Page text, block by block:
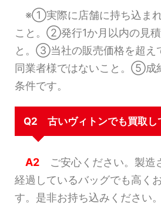
※①実際に店舗に持ち込まれ
こと。②発行1か月以内の見積
と。③当社の販売価格を超
同業者様ではないこと。⑤成
条件です。
Q2 古いヴィトンでも買取し
A2 ご安心ください。製造
経過しているバッグでも高く
す。是非お持ち込みください。